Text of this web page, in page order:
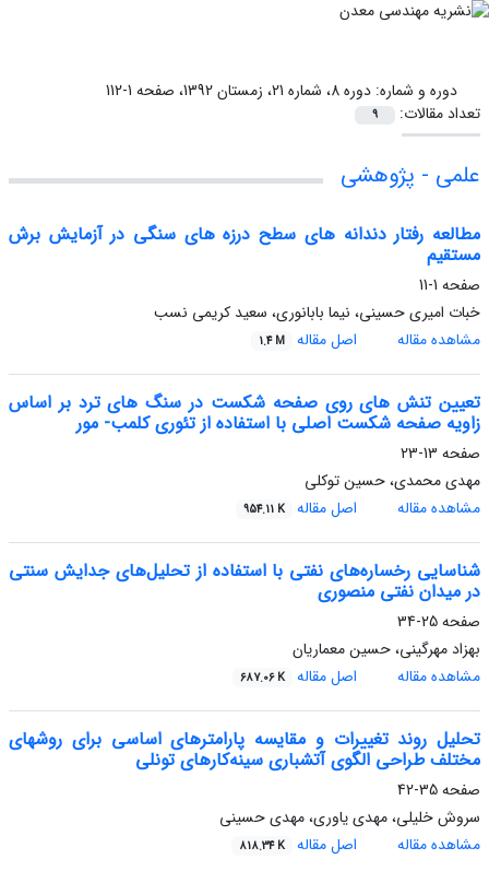
دوره و شماره:دوره 8، شماره 21، زمستان 1392، صفحه 1-112
تعداد مقالات:
9
علمی - پژوهشی
مطالعه رفتار دندانه های سطح درزه های سنگی در آزمایش برش
مستقیم
صفحه 1-11
خبات امیری حسینی، نیما بابانوری، سعید کریمی نسب
مشاهده مقاله
اصل مقاله 1.4 M
تعیین تنش های روی صفحه شکست در سنگ های ترد بر اساس
زاویه صفحه شکست اصلی با استفاده از تئوری کلمب- مور
صفحه 13-23
مهدی محمدی، حسین توکلی
مشاهده مقاله
اصل مقاله 954.11 K
شناسایی رخساره‌های نفتی با استفاده از تحلیل‌های جدایش سنتی
در میدان نفتی منصوری
صفحه25-34
بهزاد مهرگینی، حسین معماریان
مشاهده مقاله
اصل مقاله 687.06 K
تحلیل روند تغییرات و مقایسه پارامترهای اساسی برای روشهای
مختلف طراحی الگوی آتشباری سینه‌کارهای تونلی
صفحه35-42
سروش خلیلی، مهدی یاوری، مهدی حسینی
مشاهده مقاله
اصل مقاله 818.34 K